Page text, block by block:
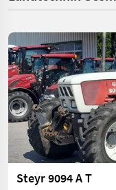
Steyr 9094 A T